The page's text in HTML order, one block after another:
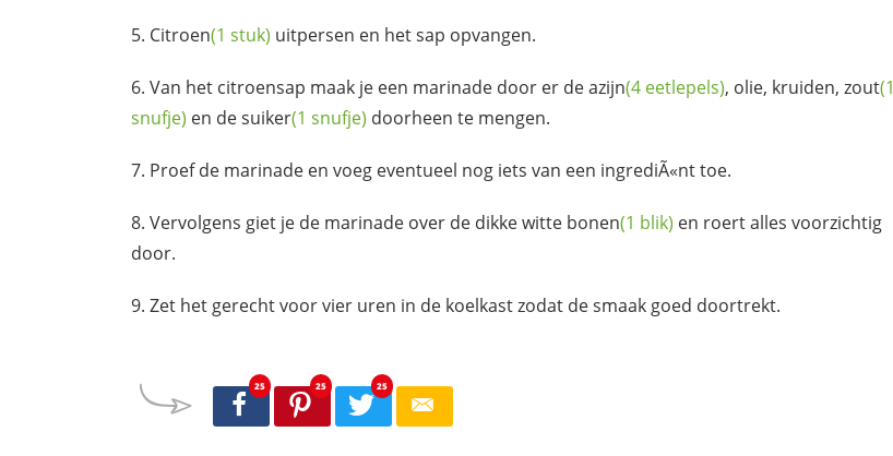
Citroen(1 stuk) uitpersen en het sap opvangen.
Van het citroensap maak je een marinade door er deazijn(4 eetlepels), olie, kruiden, zout(1
snufje) en desuiker(1 snufje) doorheen te mengen.
Proef de marinade en voeg eventueel nog iets van een ingrediÃ«nt toe.
Vervolgens giet je de marinade over de dikke witte bonen(1 blik) en roert alles voorzichtig
door.
Zet het gerecht voor vier uren in de koelkast zodat de smaak goed doortrekt.
25 25 25